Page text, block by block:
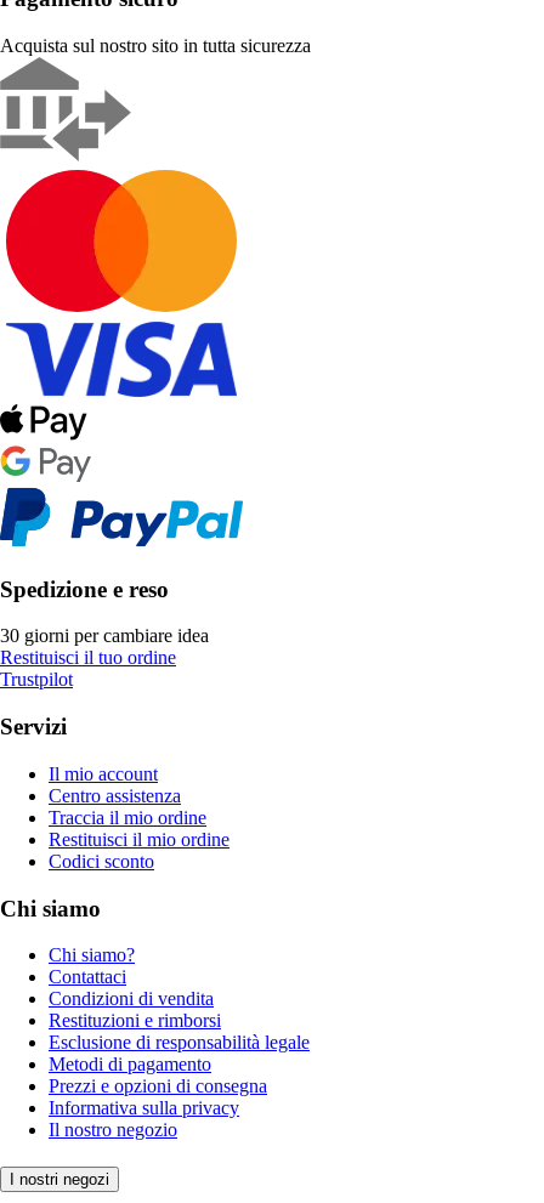
Acquista sul nostro sito in tutta sicurezza
Spedizione e reso
30 giorni per cambiare idea
Restituisci il tuo ordine
Trustpilot
Servizi
Il mio account
Centro assistenza
Traccia il mio ordine
Restituisci il mio ordine
Codici sconto
Chi siamo
Chi siamo?
Contattaci
Condizioni di vendita
Restituzioni e rimborsi
Esclusione di responsabilità legale
Metodi di pagamento
Prezzi e opzioni di consegna
Informativa sulla privacy
Il nostro negozio
I nostri negozi